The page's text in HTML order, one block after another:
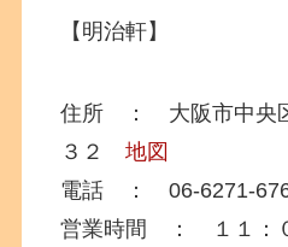
【明治軒】
住所 ： 大阪市中央
３２地図
電話 ： 06-6271-
営業時間 ： １１：